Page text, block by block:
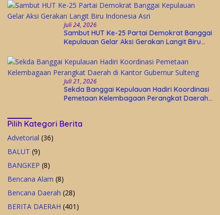
Juli 24, 2026
Sambut HUT Ke-25 Partai Demokrat Banggai
Kepulauan Gelar Aksi Gerakan Langit Biru
Juli 21, 2026
Sekda Banggai Kepulauan Hadiri Koordinasi
Pemetaan Kelembagaan Perangkat Daerah
Pilih Kategori Berita
Advetorial (36)
BALUT (9)
BANGKEP (8)
Bencana Alam (8)
Bencana Daerah (28)
BERITA DAERAH (401)